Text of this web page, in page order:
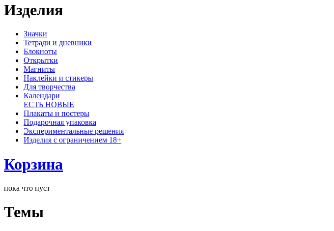
Изделия
Значки
Тетради и дневники
Блокноты
Открытки
Магниты
Наклейки и стикеры
Для творчества
Календари
ЕСТЬ НОВЫЕ
Плакаты и постеры
Подарочная упаковка
Экспериментальные решения
Изделия с ограничением 18+
Корзина
пока что пуст
Темы